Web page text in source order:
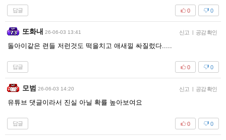
답글 0
0
또화내 26-06-03 13:41 신고 | 공감 확인
돌아이같은 련들 저런것도 떡을치고 애새낄 싸질렀다.....
답글 0
0
모범 26-06-03 14:20 신고 | 공감 확인
유튜브 댓글이라서 진실 아닐 확률 높아보여요
답글 0
0